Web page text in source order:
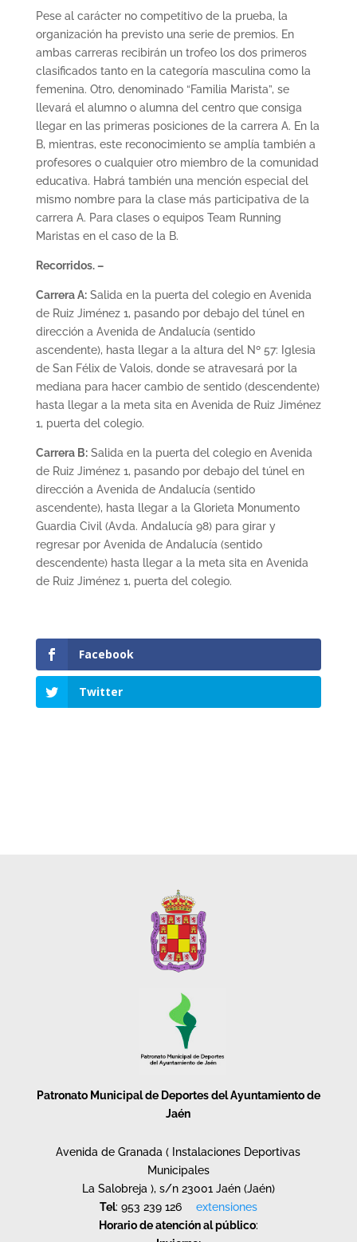
Pese al carácter no competitivo de la prueba, la
organización ha previsto una serie de premios. En
ambas carreras recibirán un trofeo los dos primeros
clasificados tanto en la categoría masculina como la
femenina. Otro, denominado “Familia Marista”, se
llevará el alumno o alumna del centro que consiga
llegar en las primeras posiciones de la carrera A. En la
B, mientras, este reconocimiento se amplía también a
profesores o cualquier otro miembro de la comunidad
educativa. Habrá también una mención especial del
mismo nombre para la clase más participativa de la
carrera A. Para clases o equipos Team Running
Maristas en el caso de la B.
Recorridos. –
Carrera A:Salida en la puerta del colegio en Avenida
de Ruiz Jiménez 1, pasando por debajo del túnel en
dirección a Avenida de Andalucía (sentido
ascendente), hasta llegar a la altura del Nº 57: Iglesia
de San Félix de Valois, donde se atravesará por la
mediana para hacer cambio de sentido (descendente)
hasta llegar a la meta sita en Avenida de Ruiz Jiménez
1, puerta del colegio.
Carrera B:Salida en la puerta del colegio en Avenida
de Ruiz Jiménez 1, pasando por debajo del túnel en
dirección a Avenida de Andalucía (sentido
ascendente), hasta llegar a la Glorieta Monumento
Guardia Civil (Avda. Andalucía 98) para girar y
regresar por Avenida de Andalucía (sentido
descendente) hasta llegar a la meta sita en Avenida
de Ruiz Jiménez 1, puerta del colegio.
Facebook
Twitter
Patronato Municipal de Deportes del Ayuntamiento de
Jaén
Avenida de Granada ( Instalaciones Deportivas
Municipales
La Salobreja ), s/n 23001 Jaén (Jaén)
Tel: 953 239 126
extensiones
Horario de atención al público: